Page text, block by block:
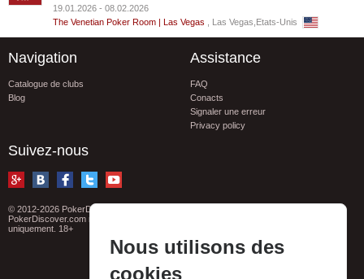
19.01.2026 - 08.02.2026
The Venetian Poker Room | Las Vegas
, Las Vegas,Etats-Unis
Navigation
Catalogue de clubs
Blog
Assistance
FAQ
Conacts
Signaler une erreur
Privacy policy
Suivez-nous
© 2012-2026 PokerDiscover.com. Tous droits réservés
PokerDiscover.com n'est pas un organisateur de jeux. Le site est à titre informatif
uniquement. 18+
Nous utilisons des
cookies